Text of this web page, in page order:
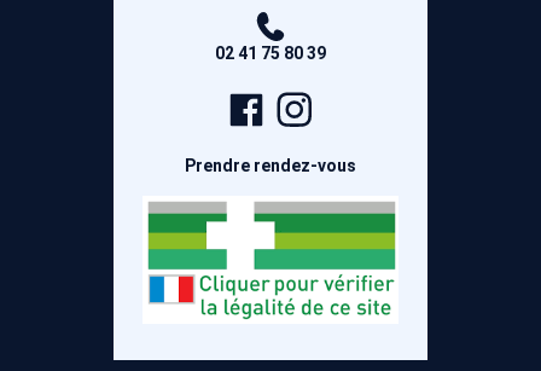
02 41 75 80 39
Page
Facebook
Prendre rendez-vous